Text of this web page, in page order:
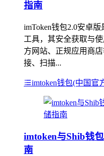
指南
imToken钱包2.0安卓
工具，其安全获取与
方网站、正规应用商
接、扫描...
imtoken钱包(中国官
imtoken与Shib钱
南